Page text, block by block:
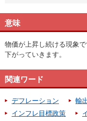
意味
物価が上昇し続ける現象
下がっていきます。
関連ワード
デフレーション 輸
インフレ目標政策